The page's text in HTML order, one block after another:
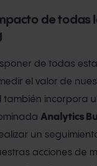
de todas
de todas
el valor de
también incorpora
Analytics
un
acciones de